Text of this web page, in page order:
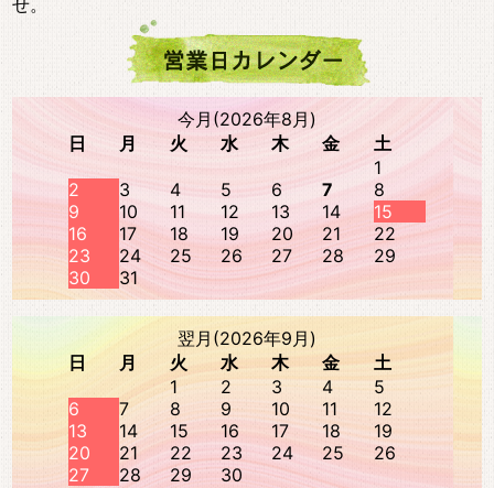
せ。
今月(2026年8月)
日
月 火 水 木 金
土
1
2
3 4 5 6 7
8
9
10 11 12 13 14
15
16
17 18 19 20 21
22
23
24 25 26 27 28
29
30
31
翌月(2026年9月)
日
月 火 水 木 金
土
1
2 3 4
5
6
7 8 9 10 11
12
13
14 15 16 17 18
19
20
21 22 23 24 25
26
27
28 29 30